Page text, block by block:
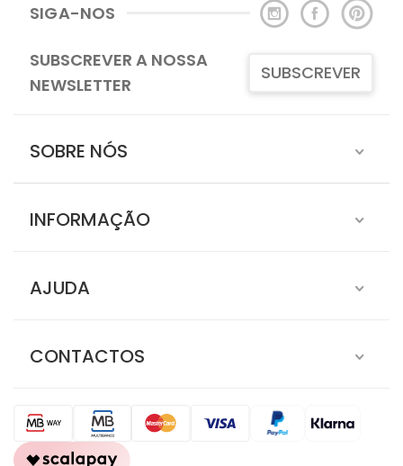
SIGA-NOS
SUBSCREVER A NOSSA
NEWSLETTER
SUBSCREVER
SOBRE NÓS
INFORMAÇÃO
AJUDA
CONTACTOS